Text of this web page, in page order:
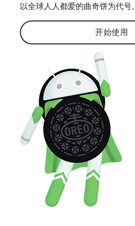
以全球人人都爱的曲奇饼为代号。
开始使用